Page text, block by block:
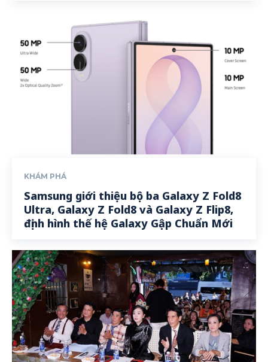
KHÁM PHÁ
Samsung giới thiệu bộ ba Galaxy Z Fold8
Ultra, Galaxy Z Fold8 và Galaxy Z Flip8,
định hình thế hệ Galaxy Gập Chuẩn Mới